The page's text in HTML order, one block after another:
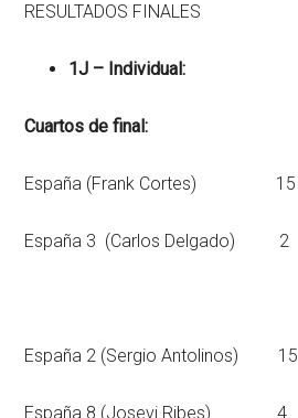
RESULTADOS FINALES
1J – Individual:
Cuartos de final:
España (Frank Cortes) 15
España 3 (Carlos Delgado) 2
España 2 (Sergio Antolinos) 15
España 8 (Josevi Ribes) 4